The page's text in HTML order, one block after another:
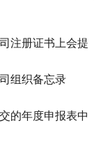
注册证书上会提
组织备忘录
的年度申报表中